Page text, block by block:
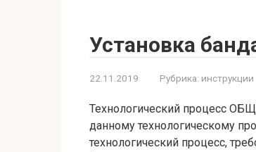
Установка
22.11.2019 Рубрика: инструкции
Технологический процесс
данному технологическому
технологический процесс,